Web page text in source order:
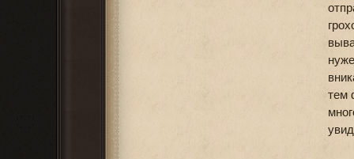
тем